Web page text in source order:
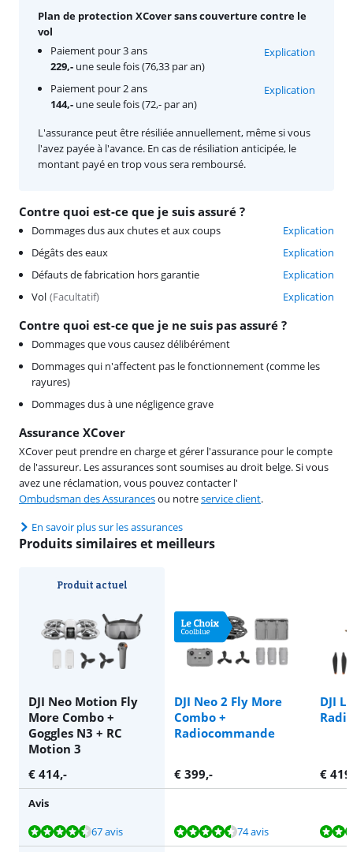
Contre quoi est-ce que je suis assuré ?
Dommages dus aux chutes et aux coups
Explication
Dégâts des eaux
Explication
Défauts de fabrication hors garantie
Explication
Vol (Facultatif) Explication
Contre quoi est-ce que je ne suis pas assuré ?
Dommages que vous causez délibérément
Dommages qui n'affectent pas le fonctionnement (comme les
rayures)
Dommages dus à une négligence grave
Assurance XCover
XCover peut prendre en charge et gérer l'assurance pour le compte
de l'assureur. Les assurances sont soumises au droit belge. Si vous
avez une réclamation, vous pouvez contacter l'
Ombudsman des Assurancesou notreservice client.
En savoir plus sur les assurances
Plan de protection XCover sans couverture contre le
vol
Paiement pour 3 ans
229,- une seule fois (76,33 par an)
Explication
Paiement pour 2 ans
144,- une seule fois (72,- par an)
Explication
L'assurance peut être résiliée annuellement, même si vous
l'avez payée à l'avance. En cas de résiliation anticipée, le
montant payé en trop vous sera remboursé.
Produits similaires et meilleurs
Produit actuel
DJI Neo Motion Fly
More Combo +
Goggles N3 + RC
Motion 3
DJI Neo 2 Fly More
Combo +
Radiocommande
DJI
€ 414,- € 399,- € 419
Avis
La note est de 8,5 sur 10, basée sur 67 avis.
67 avis
La note est de 8,7 sur 10, basée sur 74 avis. 74 avis
La note est de 9,4 sur 10, basée sur 14 avis.
La note est de 8,7 sur 10, basée sur 74 avis.
La note est de 8,8 sur 10, basée sur 2 avis.